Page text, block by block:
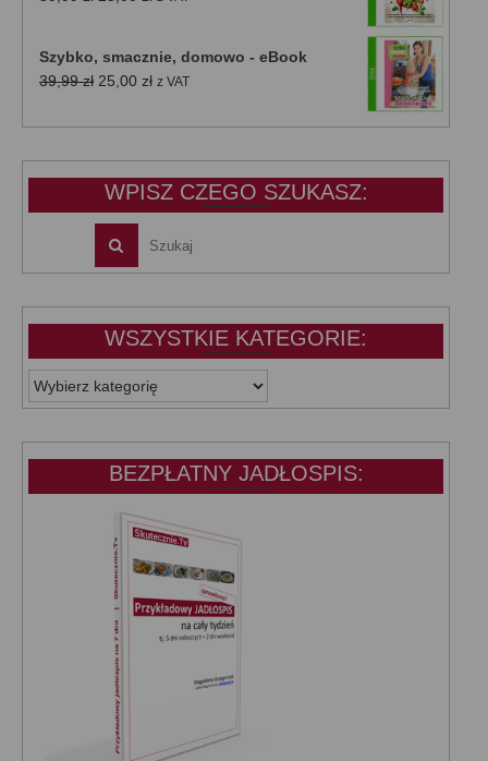
39,99 zł.25,00 zł.
Szybko, smacznie, domowo - eBook
39,99zł Pierwotna
wynosiła:
25,00 złAktualna
wynosi:
z VAT
WPISZ CZEGO SZUKASZ:
WSZYSTKIE KATEGORIE:
WSZYSTKIE
KATEGORIE:
BEZPŁATNY JADŁOSPIS: